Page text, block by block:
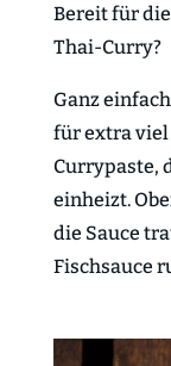
Bereit für
Thai-Curry?
Ganz
für extra viel
Currypaste,
einheizt.
die Sauce
Fischsauce